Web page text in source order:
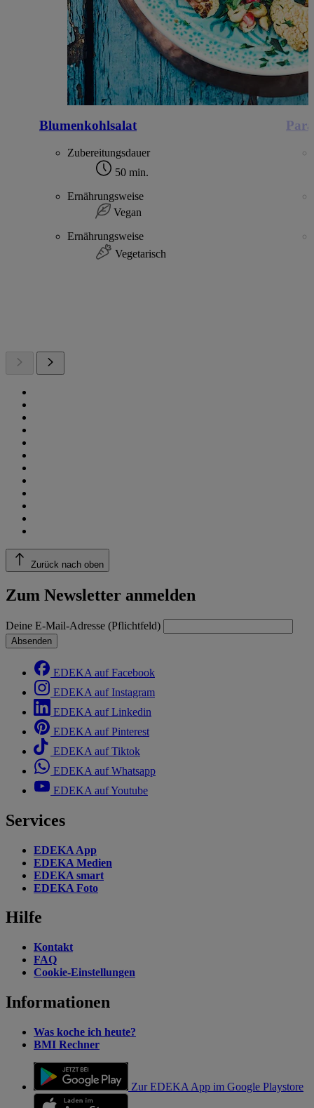
Blumenkohlsalat
Zubereitungsdauer
50 min.
Ernährungsweise
Vegan
Ernährungsweise
Vegetarisch
Zurück nach oben
Zum Newsletter anmelden
Deine E-Mail-Adresse (Pflichtfeld)
Absenden
EDEKA auf Facebook
EDEKA auf Instagram
EDEKA auf Linkedin
EDEKA auf Pinterest
EDEKA auf Tiktok
EDEKA auf Whatsapp
EDEKA auf Youtube
Services
EDEKA App
EDEKA Medien
EDEKA smart
EDEKA Foto
Hilfe
Kontakt
FAQ
Cookie-Einstellungen
Informationen
Was koche ich heute?
BMI Rechner
Zur EDEKA App im Google Playstore